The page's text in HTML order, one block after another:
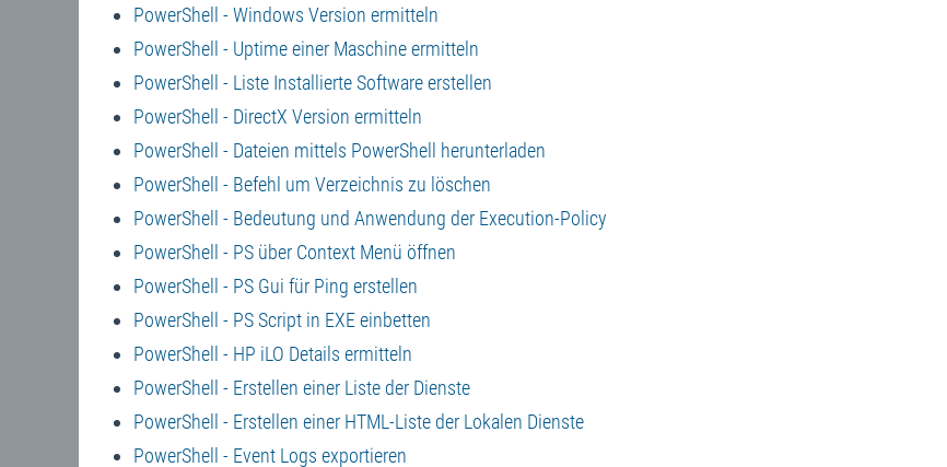
PowerShell - Windows Version ermitteln
PowerShell - Uptime einer Maschine ermitteln
PowerShell - Liste Installierte Software erstellen
PowerShell - DirectX Version ermitteln
PowerShell - Dateien mittels PowerShell herunterladen
PowerShell - Befehl um Verzeichnis zu löschen
PowerShell - Bedeutung und Anwendung der Execution-Policy
PowerShell - PS über Context Menü öffnen
PowerShell - PS Gui für Ping erstellen
PowerShell - PS Script in EXE einbetten
PowerShell - HP iLO Details ermitteln
PowerShell - Erstellen einer Liste der Dienste
PowerShell - Erstellen einer HTML-Liste der Lokalen Dienste
PowerShell - Event Logs exportieren